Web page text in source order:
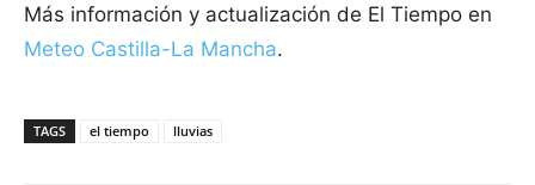
Más información y actualización de El Tiempo en
Meteo Castilla-La Mancha.
TAGS el tiempo lluvias